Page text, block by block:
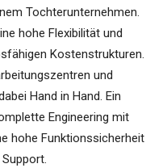
Tochterunternehmen.
hohe Flexibilität und
Kostenstrukturen.
und
Hand in Hand. Ein
Engineering mit
hohe Funktionssicherheit